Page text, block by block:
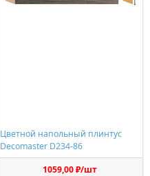
Цветной напольный плинтус
Decomaster D234-86
1059,00 ₽/шт